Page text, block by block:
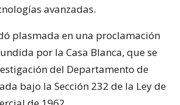
avanzadas.
plasmada en una proclamación
por la Casa Blanca, que se
del Departamento de
bajo la Sección 232 de la Ley de